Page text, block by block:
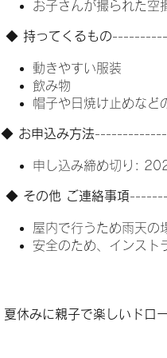
お子さんが撮られた空
◆ 持ってくるもの
動きやすい服装
飲み物
帽子や日焼け止めなど
◆ お申込み方法
申し込み締め切り:
◆ その他 ご連絡事項
屋内で行うため雨天の
安全のため、インスト
夏休みに親子で楽しいドロ